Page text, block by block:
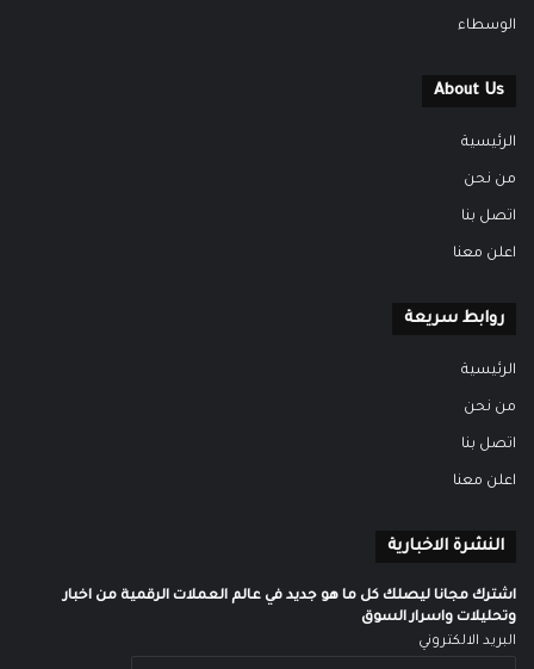
الوسطاء
About Us
الرئيسية
من نحن
اتصل بنا
اعلن معنا
روابط سريعة
الرئيسية
من نحن
اتصل بنا
اعلن معنا
النشرة الاخبارية
اشترك مجانا ليصلك كل ما هو جديد في عالم العملات الرقمية من اخبار
وتحليلات واسرار السوق
البريد الالكتروني